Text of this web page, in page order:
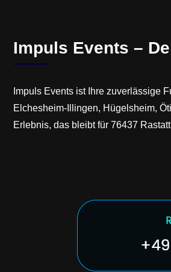
Impuls Events –
Impuls Events ist Ihre zuverlässige
Elchesheim-Illingen, Hügelsheim,
Erlebnis, das bleibt für 76437